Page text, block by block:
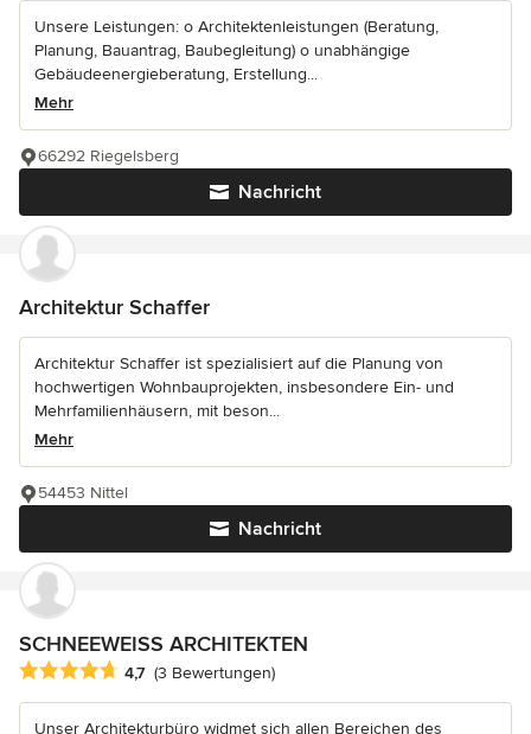
Unsere Leistungen: o Architektenleistungen (Beratung,
Planung, Bauantrag, Baubegleitung) o unabhängige
Gebäudeenergieberatung, Erstellung...
Mehr
Nachricht
66292 Riegelsberg
Architektur Schaffer
Architektur Schaffer ist spezialisiert auf die Planung von
hochwertigen Wohnbauprojekten, insbesondere Ein- und
Mehrfamilienhäusern, mit beson...
Mehr
Nachricht
54453 Nittel
SCHNEEWEISS ARCHITEKTEN
Durchschnittliche Bewertung: 4.7 von 5 Sternen
4,7 (3 Bewertungen)
Unser Architekturbüro widmet sich allen Bereichen des